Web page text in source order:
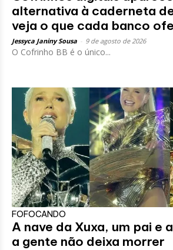
alternativa à caderneta
veja o que cada banco
Jessyca Janiny Sousa 9 de agosto de 2026
O Cofrinho BB é o único...
FOFOCANDO
A nave da Xuxa, um pai e
a gente não deixa morrer